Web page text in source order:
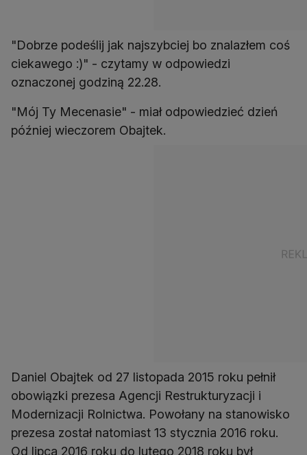
"Dobrze podeślij jak najszybciej bo znalazłem coś
ciekawego :)" - czytamy w odpowiedzi
oznaczonej godziną 22.28.
"Mój Ty Mecenasie" - miał odpowiedzieć dzień
później wieczorem Obajtek.
Daniel Obajtek od 27 listopada 2015 roku pełnił
obowiązki prezesa Agencji Restrukturyzacji i
Modernizacji Rolnictwa. Powołany na stanowisko
prezesa został natomiast 13 stycznia 2016 roku.
Od lipca 2016 roku do lutego 2018 roku był